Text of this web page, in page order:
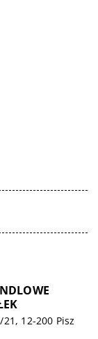
12-200 Pisz